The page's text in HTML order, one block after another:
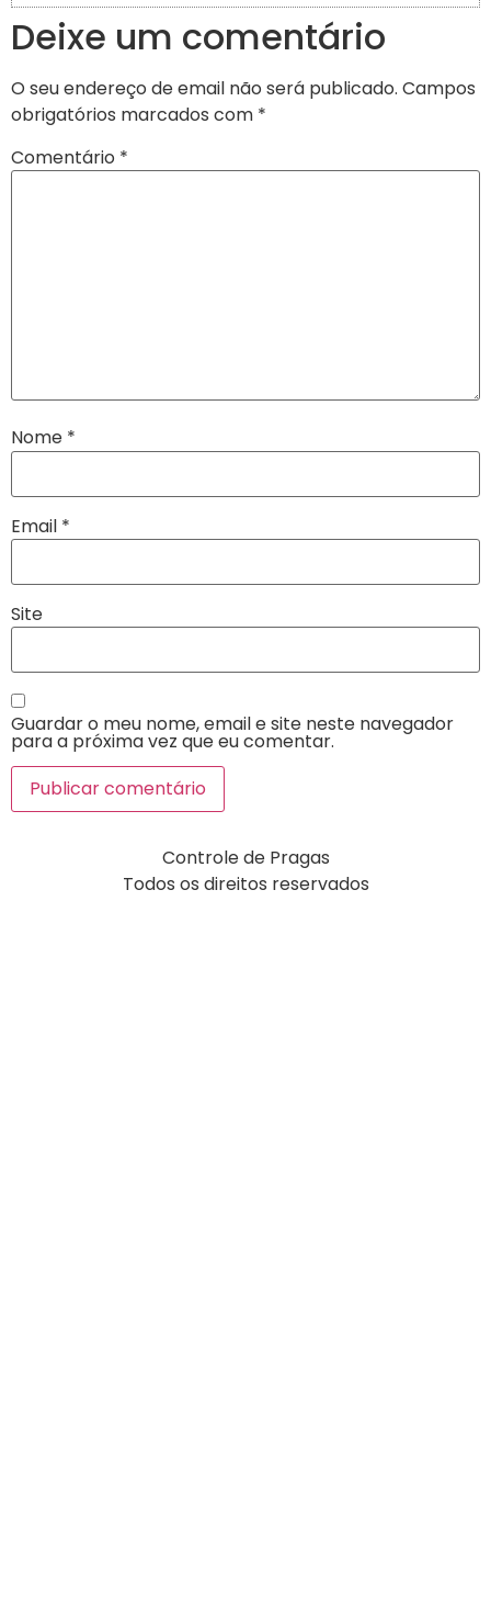
Deixe um comentário
O seu endereço de email não será publicado. Campos
obrigatórios marcados com *
Comentário *
Nome *
Email *
Site
Guardar o meu nome, email e site neste navegador
para a próxima vez que eu comentar.
Controle de Pragas
Todos os direitos reservados